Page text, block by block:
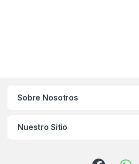
Sobre Nosotros
Nuestro Sitio